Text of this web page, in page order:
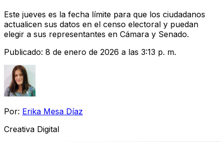
Este jueves es la fecha límite para que los ciudadanos
actualicen sus datos en el censo electoral y puedan
elegir a sus representantes en Cámara y Senado.
Publicado: 8 de enero de 2026 a las 3:13 p. m.
Por: Erika Mesa Díaz
Creativa Digital